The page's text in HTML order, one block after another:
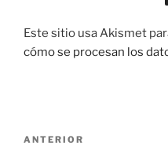
Este sitio usa Akismet
cómo se procesan los
Navegación
Entrada
ANTERIOR